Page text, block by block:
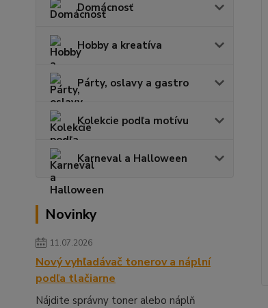
Domácnosť
Hobby a kreatíva
Párty, oslavy a gastro
Kolekcie podľa motívu
Karneval a Halloween
Novinky
11.07.2026
Nový vyhľadávač tonerov a náplní
podľa tlačiarne
Nájdite správny toner alebo náplň